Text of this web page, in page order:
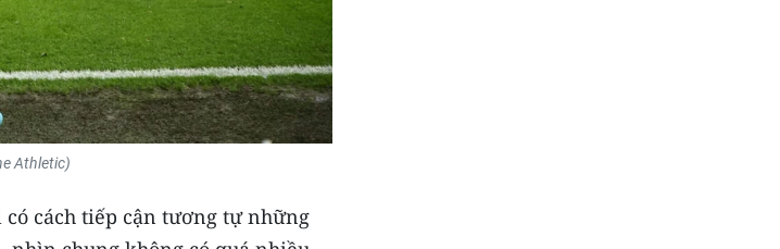
Athletic)
cách tiếp cận tương tự những